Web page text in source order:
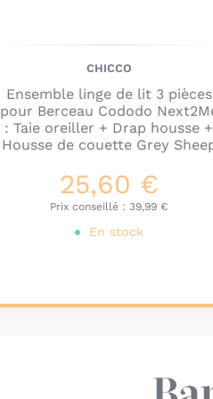
CHICCO
Ensemble linge de lit 3 pièces
pour Berceau Cododo
: Taie oreiller + Drap housse +
Housse de couette Grey
25,60 €
Prix conseillé : 39,99 €
En stock